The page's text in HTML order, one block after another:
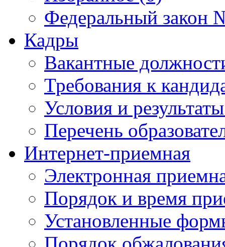
Федеральный закон
Кадры
Вакантные
Требования к
Условия и
Перечень
Интернет-приемная
Электронная
Порядок и время
Установленные